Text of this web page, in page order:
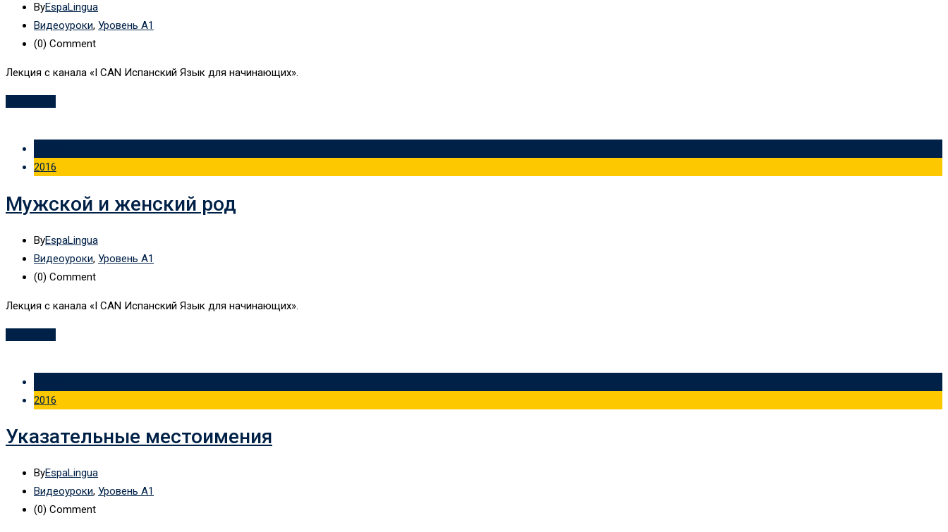
ByEspaLingua
Видеоуроки, Уровень А1
(0) Comment
Лекция с канала «I CAN Испанский Язык для начинающих».
2016
Мужской и женский род
ByEspaLingua
Видеоуроки, Уровень А1
(0) Comment
Лекция с канала «I CAN Испанский Язык для начинающих».
2016
Указательные местоимения
ByEspaLingua
Видеоуроки, Уровень А1
(0) Comment